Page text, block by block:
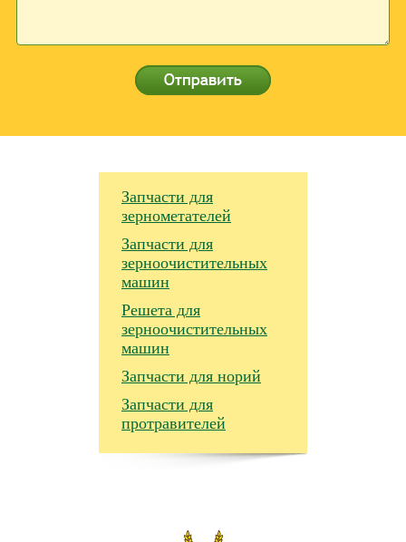
Запчасти для
зернометателей
Запчасти для
зерноочистительных
машин
Решета для
зерноочистительных
машин
Запчасти для норий
Запчасти для
протравителей